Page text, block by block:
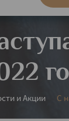
и Акции С